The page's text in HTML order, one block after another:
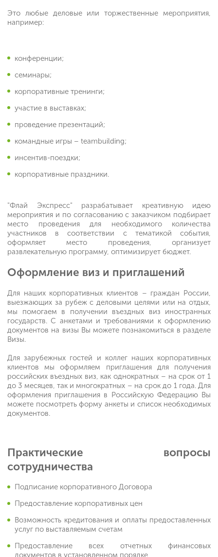
Это любые деловые или торжественные мероприятия,
например:
конференции;
семинары;
корпоративные тренинги;
участие в выставках;
проведение презентаций;
командные игры – teambuilding;
инсентив-поездки;
корпоративные праздники.
"Флай Экспресс" разрабатывает креативную идею
мероприятия и по согласованию с заказчиком подбирает
место проведения для необходимого количества
участников в соответствии с тематикой события,
оформляет место проведения, организует
развлекательную программу, оптимизирует бюджет.
Оформление виз и приглашений
Для наших корпоративных клиентов – граждан России,
выезжающих за рубеж с деловыми целями или на отдых,
мы помогаем в получении въездных виз иностранных
государств. С анкетами и требованиями к оформлению
документов на визы Вы можете познакомиться в разделе
Визы.
Для зарубежных гостей и коллег наших корпоративных
клиентов мы оформляем приглашения для получения
российских въездных виз, как однократных – на срок от 1
до 3 месяцев, так и многократных – на срок до 1 года. Для
оформления приглашения в Российскую Федерацию Вы
можете посмотреть форму анкеты и список необходимых
документов.
Практические вопросы
сотрудничества
Подписание корпоративного Договора
Предоставление корпоративных цен
Возможность кредитования и оплаты предоставленных
услуг по выставляемым счетам
Предоставление всех отчетных финансовых
документов в установленном порядке